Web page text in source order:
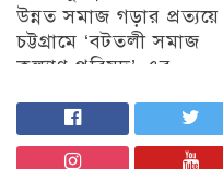
উন্নত সমাজ গড়ার প্রত্যয়ে
চট্টগ্রামে ‘বটতলী সমাজ
কল্যাণ পরিষদ’-এর
চট্টগ্রাম